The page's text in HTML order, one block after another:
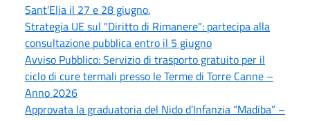
Sant'Elia il 27 e 28 giugno.
Strategia UE sul "Diritto di Rimanere": partecipa alla
consultazione pubblica entro il 5 giugno
Avviso Pubblico: Servizio di trasporto gratuito per il
ciclo di cure termali presso le Terme di Torre Canne –
Anno 2026
Approvata la graduatoria del Nido d’Infanzia “Madiba” –